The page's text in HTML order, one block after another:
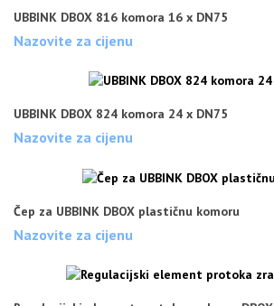
UBBINK DBOX 816 komora 16 x DN75
Nazovite za cijenu
UBBINK DBOX 824 komora 24 x DN75
Nazovite za cijenu
Čep za UBBINK DBOX plastičnu komoru
Nazovite za cijenu